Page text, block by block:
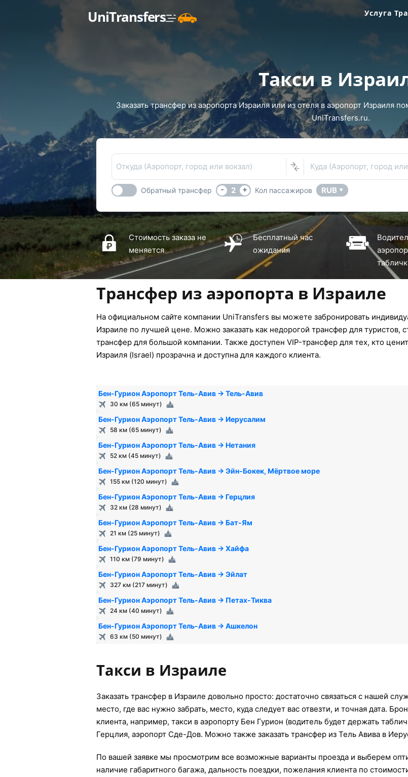
UniTransfers Услуга
Такси в
Заказать трансфер из аэропорта Израиля или из отеля в аэропорт Израиля
UniTransfers.ru.
Откуда (Аэропорт, город или вокзал) Куда (Аэропорт, город
Обратный трансфер - 2 + Кол пассажиров RUB ▼
Стоимость заказа не
меняется
Бесплатный час
ожидания
Трансфер из аэропорта в Израиле
На официальном сайте компании UniTransfers вы можете забронировать
Израиле по лучшей цене. Можно заказать как недорогой трансфер для туристов,
трансфер для большой компании. Также доступен VIP-трансфер для тех, кто
Израиля (Israel) прозрачна и доступна для каждого клиента.
Бен-Гурион Аэропорт Тель-Авив → Тель-Авив
30 км (65 минут)
Бен-Гурион Аэропорт Тель-Авив → Иерусалим
58 км (65 минут)
Бен-Гурион Аэропорт Тель-Авив → Нетания
52 км (45 минут)
Бен-Гурион Аэропорт Тель-Авив → Эйн-Бокек, Мёртвое море
155 км (120 минут)
Бен-Гурион Аэропорт Тель-Авив → Герцлия
32 км (28 минут)
Бен-Гурион Аэропорт Тель-Авив → Бат-Ям
21 км (25 минут)
Бен-Гурион Аэропорт Тель-Авив → Хайфа
110 км (79 минут)
Бен-Гурион Аэропорт Тель-Авив → Эйлат
327 км (217 минут)
Бен-Гурион Аэропорт Тель-Авив → Петах-Тиква
24 км (40 минут)
Бен-Гурион Аэропорт Тель-Авив → Ашкелон
63 км (50 минут)
Такси в Израиле
Заказать трансфер в Израиле довольно просто: достаточно связаться с нашей
место, где вас нужно забрать, место, куда следует вас отвезти, и точная дата.
клиента, например, такси в аэропорту Бен Гурион (водитель будет держать
Герцлия, аэропорт Сде-Дов. Можно также заказать трансфер из Тель Авива в
По вашей заявке мы просмотрим все возможные варианты проезда и выберем
наличие габаритного багажа, дальность поездки, пожелания клиента по